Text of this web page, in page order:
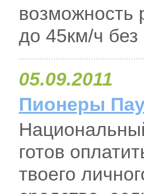
возможность
до 45км/ч
05.09.2011
Пионеры
готов
твоего